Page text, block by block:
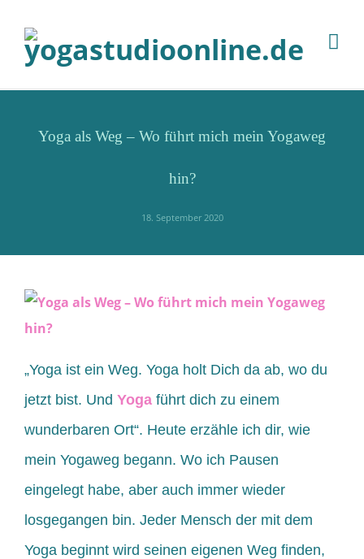
Yoga als Weg – Wo führt mich mein Yogaweg
hin?
18. September 2020
„Yoga ist ein Weg. Yoga holt Dich da ab, wo du
jetzt bist. Und Yoga führt dich zu einem
wunderbaren Ort“. Heute erzähle ich dir, wie
mein Yogaweg begann. Wo ich Pausen
eingelegt habe, aber auch immer wieder
losgegangen bin. Jeder Mensch der mit dem
Yoga beginnt wird seinen eigenen Weg finden,